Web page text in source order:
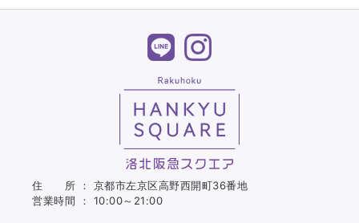
住 所 ： 京都市左京区高野西開町36番地
営業時間 ： 10:00～21:00